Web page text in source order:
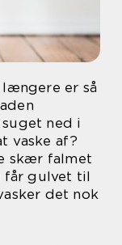
er så
ned i
vaske af?
skær falmet
får gulvet til
det nok